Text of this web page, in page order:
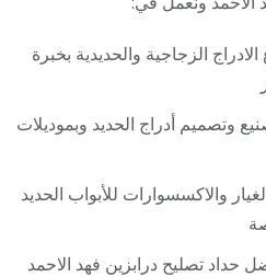
الزجاجية والحديدية بخبرة
وتصميم أدراج الحديد وبموديلات
والاكسسوارات للأبواب الحديد
حداد تصليح درابزين فهد الاحمد